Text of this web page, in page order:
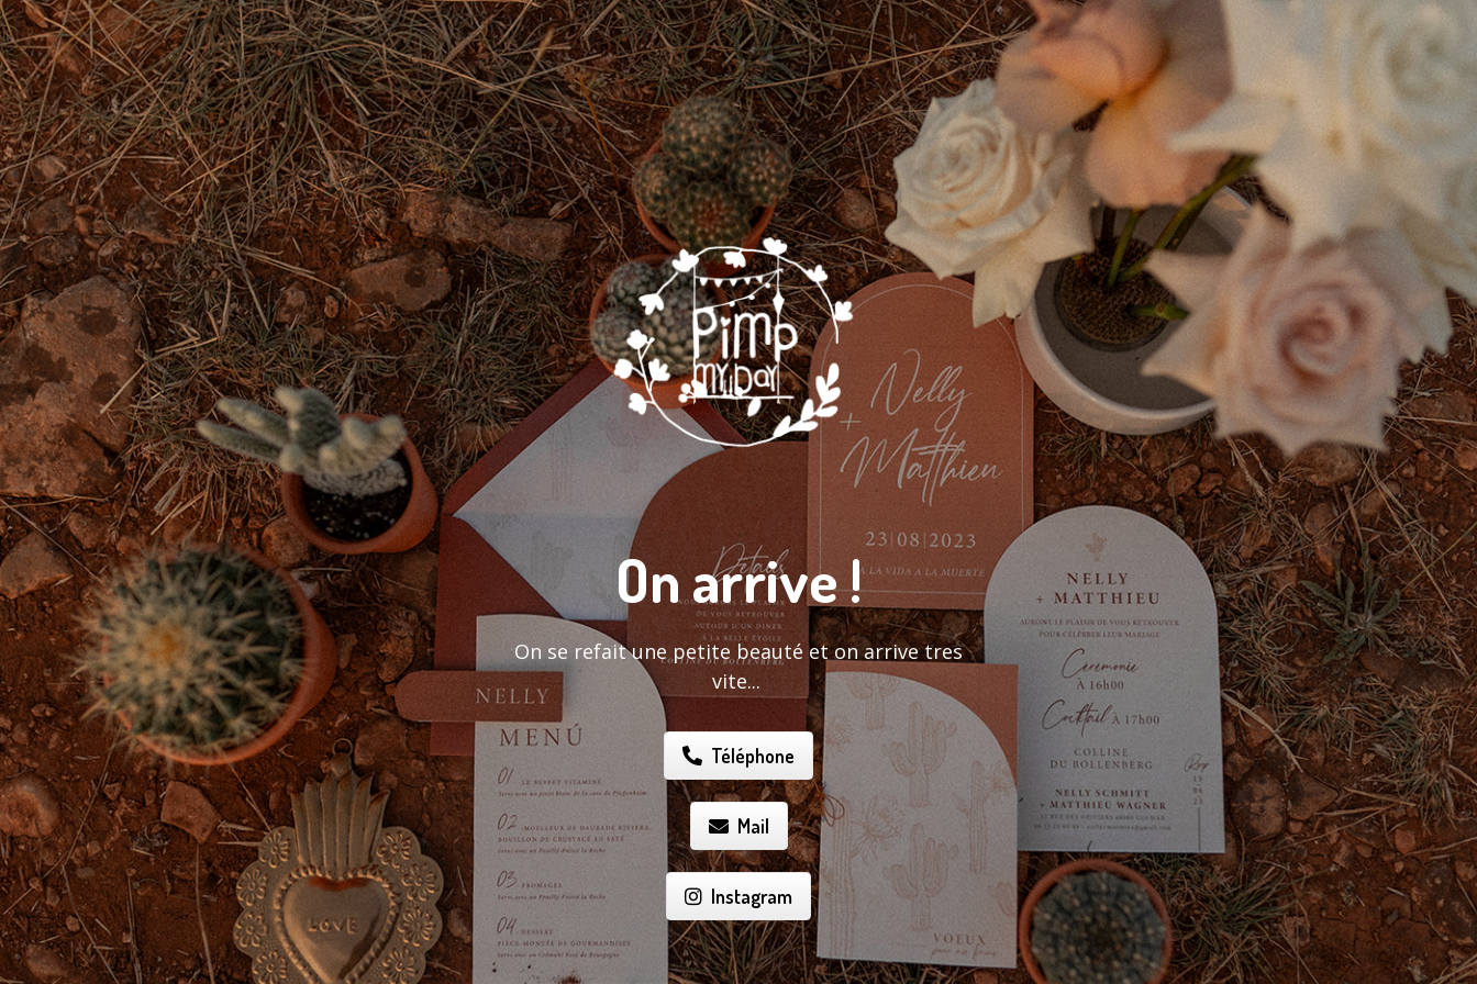
On arrive !
On se refait une petite beauté et on arrive tres
vite...
Téléphone
Mail
Instagram